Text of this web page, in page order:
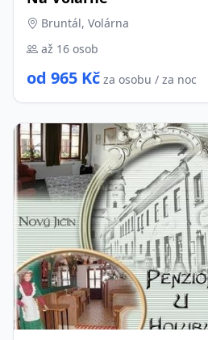
Bruntál, Volárna
až 16 osob
od 965 Kč za osobu / za noc